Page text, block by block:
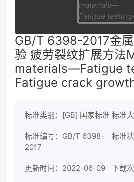
GB/T 6398-2017金
验 疲劳裂纹扩展方法
materials—Fatigue
Fatigue crack
标准类别：[GB] 国家标准 标准大
标准编号：GB/T 6398-
2017
标准
更新时间：2022-06-09 下载次